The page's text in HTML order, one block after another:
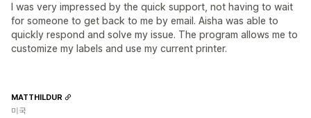
I was very impressed by the quick support, not having to wait
for someone to get back to me by email. Aisha was able to
quickly respond and solve my issue. The program allows me to
customize my labels and use my current printer.
MATTHILDUR
미국